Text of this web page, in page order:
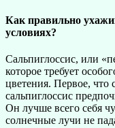
Как правильно
условиях?
Сальпиглоссис, или
которое требует
цветения. Первое, что
сальпиглоссис
Он лучше всего себя
солнечные лучи не